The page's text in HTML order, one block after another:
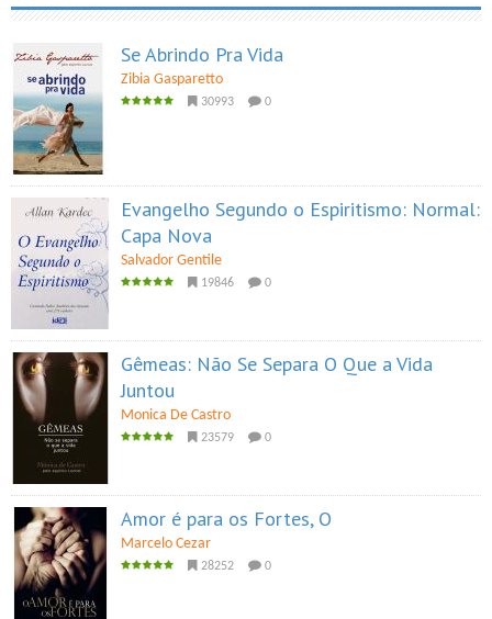
Se Abrindo Pra Vida
Zibia Gasparetto
30993 0
Evangelho Segundo o Espiritismo: Normal:
Capa Nova
Salvador Gentile
19846 0
Gêmeas: Não Se Separa O Que a Vida
Juntou
Monica De Castro
23579 0
Amor é para os Fortes, O
Marcelo Cezar
28252 0